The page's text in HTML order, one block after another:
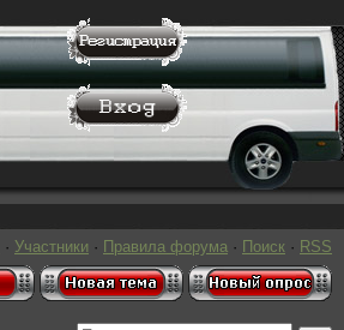
· Участники · Правила форума · Поиск · RSS